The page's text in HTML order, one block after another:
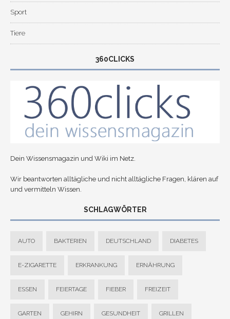
Sport
Tiere
360CLICKS
Dein Wissensmagazin und Wiki im Netz.
Wir beantworten alltägliche und nicht alltägliche Fragen, klären auf
und vermitteln Wissen.
SCHLAGWÖRTER
AUTO BAKTERIEN DEUTSCHLAND DIABETES
E-ZIGARETTE ERKRANKUNG ERNÄHRUNG
ESSEN FEIERTAGE FIEBER FREIZEIT
GARTEN GEHIRN GESUNDHEIT GRILLEN